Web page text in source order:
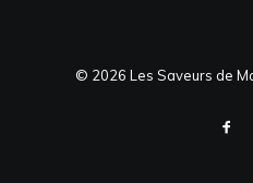
© 2026 Les Saveurs de